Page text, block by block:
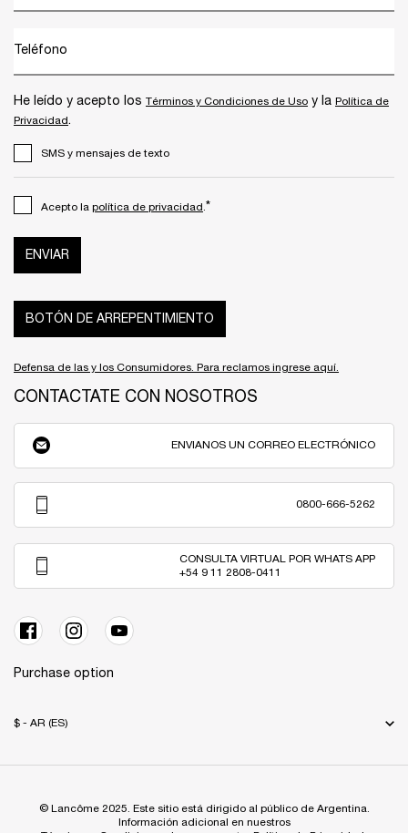
Teléfono
He leído y acepto los Términos y Condiciones de Uso y la Política de
Privacidad.
SMS y mensajes de texto
Acepto la política de privacidad *
ENVIAR
BOTÓN DE ARREPENTIMIENTO
Defensa de las y los Consumidores. Para reclamos ingrese aquí.
CONTACTATE CON NOSOTROS
ENVIANOS UN CORREO ELECTRÓNICO
0800-666-5262
CONSULTA VIRTUAL POR WHATS APP
+54 9 11 2808-0411
Purchase option
$ - AR (ES)
© Lancôme 2025. Este sitio está dirigido al público de Argentina.
Información adicional en nuestros